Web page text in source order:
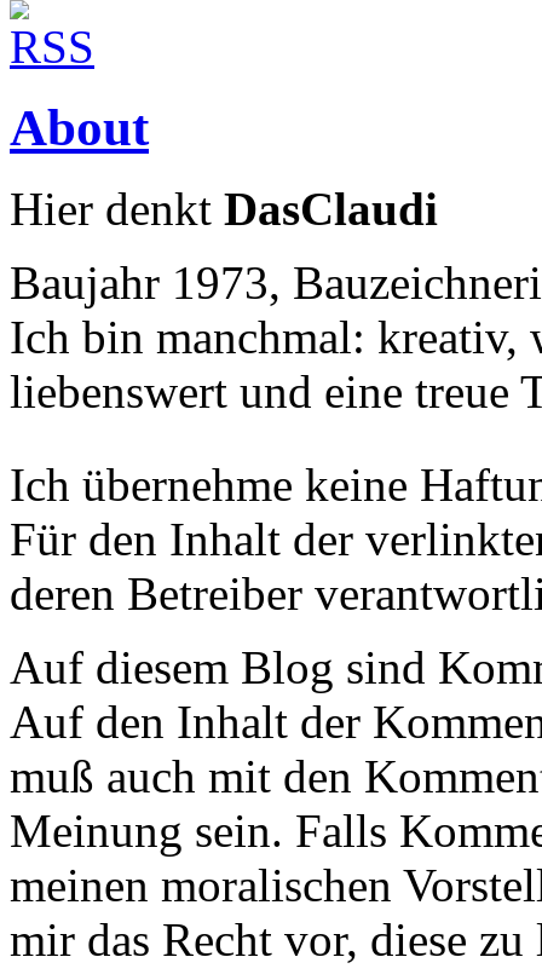
About
Hier denkt DasClaudi
Baujahr 1973,
Ich bin manchmal: kreativ,
liebenswert und eine treue
Ich übernehme keine
Für den Inhalt der
deren Betreiber
Auf diesem Blog sind
Auf den Inhalt der
muß auch mit den
Meinung sein. Falls
meinen moralischen
mir das Recht vor, diese zu